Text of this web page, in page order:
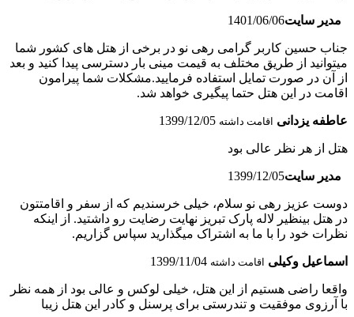
مدیر سایت1401/06/06
جناب حسین کاربر گرامی رهی نو در برخی از هتل های کشور شما
میتوانید از طریق مختلف به قیمت مینی بار دسترسی پیدا کنید و بعد
از آن در صورت تمایل استفاده فرمایید.مشکلات شما پیرامون
اقامت در این هتل حتما پیگیری خواهد شد.
عاطفه یزدانی اقامت داشته 1399/12/05
هتل از هر نظر عالی بود
مدیر سایت1399/12/05
دوست عزیز رهی نو سلام، خیلی خرسندیم که از سفر و اقامتتون
در هتل بینظیر لاله پارک تبریز نهایت رضایت رو داشتید. از اینکه
نظرات خود را با ما به اشتراک میگذارید سپاس گزاریم.
اسماعیل وکیلی اقامت داشته 1399/11/04
واقعا راضی هستیم از این هتل، خیلی لوکس و عالی بود از همه نظر
با آرزوی موفقیت و تندرستی برای پرسنل و کادر این هتل زیبا